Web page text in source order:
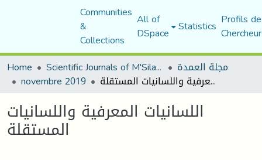
Communities
&
Collections
All of
DSpace Statistics Profils
Home
Scientific Journals of M'Sila University مجلة العمدة
novembre 2019 اللسانيات المعرفية واللسانيات المستقلة
اللسانيات المعرفية واللسانيات
المستقلة